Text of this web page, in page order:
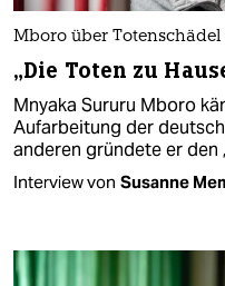
Mboro über
„Die Toten zu
Mnyaka Sururu Mboro
Aufarbeitung der
anderen gründete er den
Interview von Susanne